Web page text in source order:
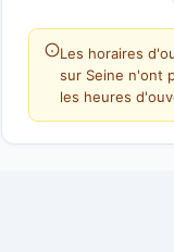
Les horaires
sur Seine n'ont
les heures